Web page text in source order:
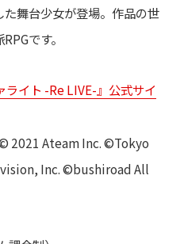
舞台少女が登場。作品の世
です。
ライト -Re LIVE-』公式サイ
Ateam Inc. ©Tokyo
Inc. ©bushiroad All